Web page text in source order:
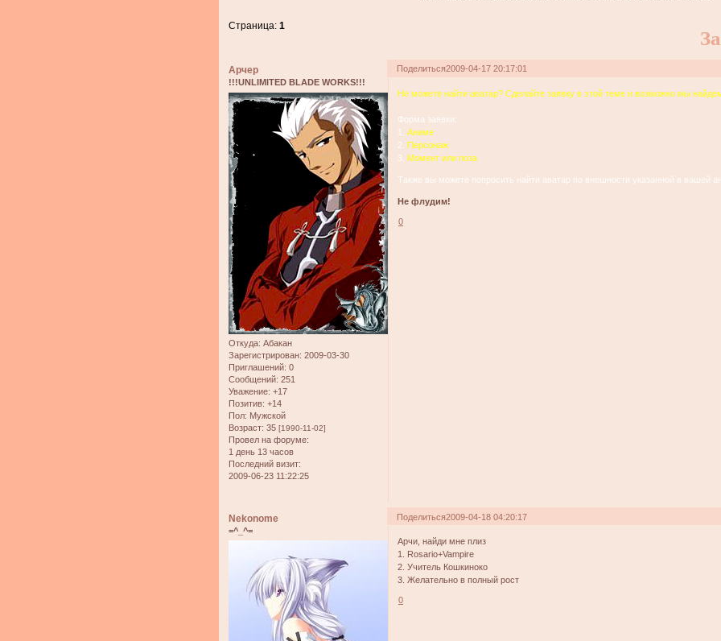
Страница:1
Поделиться2009-04-17 20:17:01
Арчер
!!!UNLIMITED BLADE WORKS!!!
Откуда: Абакан
Зарегистрирован: 2009-03-30
Приглашений: 0
Сообщений: 251
Уважение: +17
Позитив: +14
Пол: Мужской
Возраст: 35 [1990-11-02]
Провел на форуме:
1 день 13 часов
Последний визит:
2009-06-23 11:22:25
Не можете найти аватар? Сделайте заявку в этой теме и возможно мы
Форма заявки:
1.
Аниме
2. Персонаж
3.
Момент или поза
Также вы можете попросить найти аватар по внешности указанной в вашей
Не флудим!
0
Поделиться2009-04-18 04:20:17
Nekonome
=^_^=
Арчи, найди мне плиз
1. Rosario+Vampire
2. Учитель Кошкиноко
3. Желательно в полный рост
0